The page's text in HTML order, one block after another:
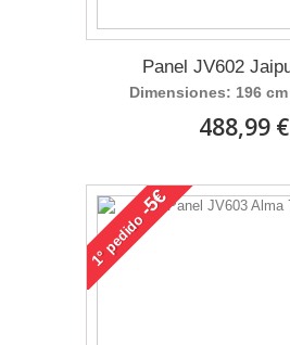
Panel JV602
Dimensiones: 196
488,99 €
1°
pedido
-5€